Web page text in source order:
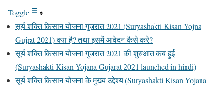
Toggle
सूर्य शक्ति किसान योजना गुजरात 2021 (Suryashakti Kisan Yojna
Gujrat 2021) क्या है? तथा इसमें आवेदन कैसे करे?
सूर्य शक्ति किसान योजना गुजरात 2021 की शुरुआत कब हुई
(Suryashakti Kisan Yojana Gujarat 2021 launched in hindi)
सूर्य शक्ति किसान योजना के मुख्य उद्देश्य (Suryashakti Kisan Yojana